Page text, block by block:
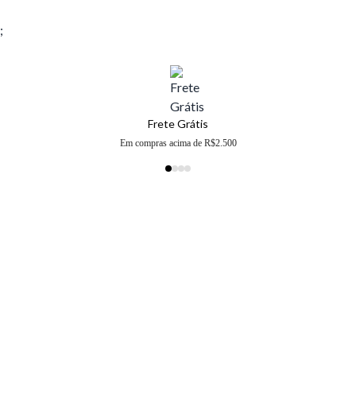
;
Frete Grátis
Em compras acima de R$2.500